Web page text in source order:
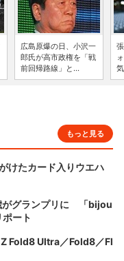
広島原爆の日、小沢一
郎氏が高市政権を「戦
前回帰路線」と...
もっと見る
けたカード入りウエハ
がグランプリに 「bijou
ート
Fold8 Ultra／Fold8／Fl